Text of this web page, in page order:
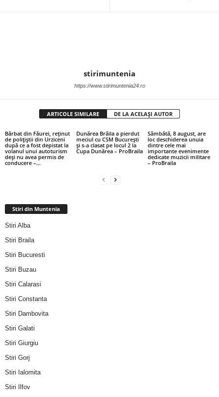
stirimuntenia
https://www.stirimuntenia24.ro
ARTICOLE SIMILARE DE LA ACELAȘI AUTOR
Bărbat din Făurei, reținut
de polițiștii din Urziceni
după ce a fost depistat la
volanul unui autoturism
deși nu avea permis de
conducere –...
Dunărea Brăila a pierdut
meciul cu CSM București
și s-a clasat pe locul 2 la
Cupa Dunărea – ProBraila
Sâmbătă, 8 august, are
loc deschiderea unuia
dintre cele mai
importante evenimente
dedicate muzicii militare
– ProBraila
Stiri din Muntenia
Stiri Alba
Stiri Braila
Stiri Bucuresti
Stiri Buzau
Stiri Calarasi
Stiri Constanta
Stiri Dambovita
Stiri Galati
Stiri Giurgiu
Stiri Gorj
Stiri Ialomita
Stiri Ilfov